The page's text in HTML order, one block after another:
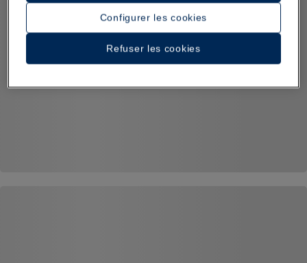
Configurer les cookies
Refuser les cookies